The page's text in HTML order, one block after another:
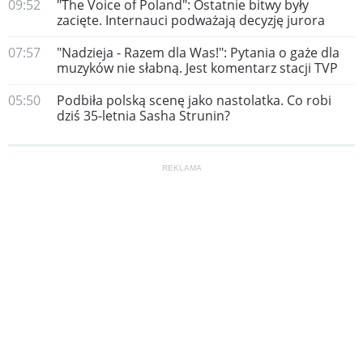
09:52
"The Voice of Poland": Ostatnie bitwy były
zacięte. Internauci podważają decyzję jurora
07:57
"Nadzieja - Razem dla Was!": Pytania o gaże dla
muzyków nie słabną. Jest komentarz stacji TVP
05:50
Podbiła polską scenę jako nastolatka. Co robi
dziś 35-letnia Sasha Strunin?
REKLAMA